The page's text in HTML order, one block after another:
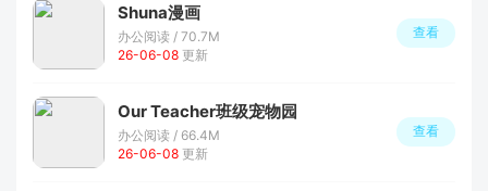
Shuna漫画
办公阅读 / 70.7M
26-06-08 更新
查看
Our Teacher班级宠物园
办公阅读 / 66.4M
26-06-08 更新
查看